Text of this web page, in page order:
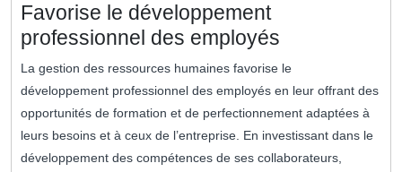
Favorise le développement
professionnel des employés
La gestion des ressources humaines favorise le
développement professionnel des employés en leur offrant des
opportunités de formation et de perfectionnement adaptées à
leurs besoins et à ceux de l’entreprise. En investissant dans le
développement des compétences de ses collaborateurs,